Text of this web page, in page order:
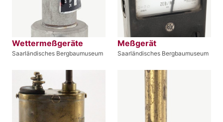
Wettermeßgeräte
Saarländisches Bergbaumuseum
Meßgerät
Saarländisches Bergbaumuseum